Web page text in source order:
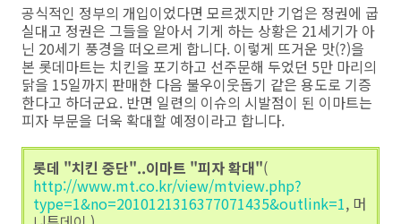
공식적인 정부의 개입이었다면 모르겠지만 기업은 정권에 굽
실대고 정권은 그들을 알아서 기게 하는 상황은 21세기가 아
닌 20세기 풍경을 떠오르게 합니다. 이렇게 뜨거운 맛(?)을
본 롯데마트는 치킨을 포기하고 선주문해 두었던 5만 마리의
닭을 15일까지 판매한 다음 불우이웃돕기 같은 용도로 기증
한다고 하더군요. 반면 일련의 이슈의 시발점이 된 이마트는
피자 부문을 더욱 확대할 예정이라고 합니다.
롯데 "치킨 중단"..이마트 "피자 확대"(
http://www.mt.co.kr/view/mtview.php?
type=1&no=2010121316377071435&outlink=1, 머